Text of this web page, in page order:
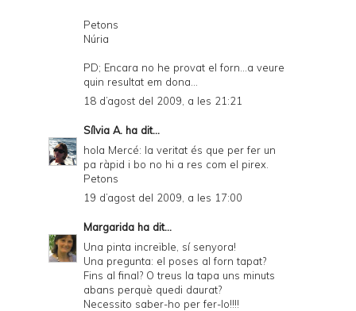
Petons
Núria
PD; Encara no he provat el forn...a veure
quin resultat em dona...
18 d’agost del 2009, a les 21:21
Sílvia A. ha dit...
hola Mercé: la veritat és que per fer un
pa ràpid i bo no hi a res com el pirex.
Petons
19 d’agost del 2009, a les 17:00
Margarida ha dit...
Una pinta increïble, sí senyora!
Una pregunta: el poses al forn tapat?
Fins al final? O treus la tapa uns minuts
abans perquè quedi daurat?
Necessito saber-ho per fer-lo!!!!